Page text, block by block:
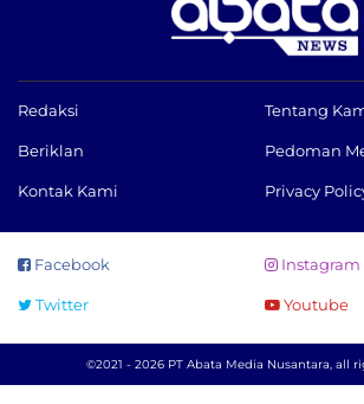
Redaksi Tentang
Beriklan Pedoman
Kontak Kami Privacy
Facebook Instagram
Twitter Youtube
©2021 - 2026 PT Abata Media Nusantara, all